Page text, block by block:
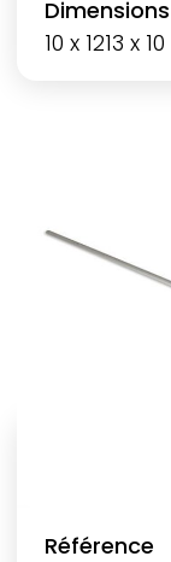
Dimensions
10 x 1213 x
Référence